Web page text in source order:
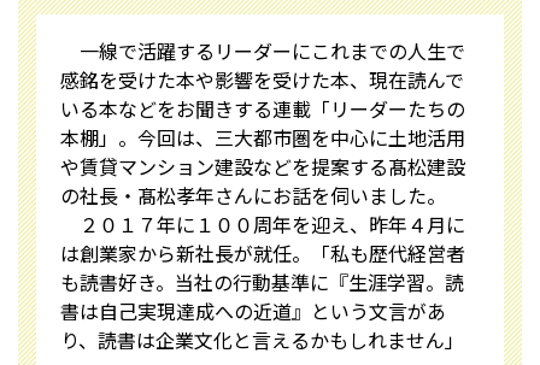
一線で活躍するリーダーにこれまでの人生で
感銘を受けた本や影響を受けた本、現在読んで
いる本などをお聞きする連載「リーダーたちの
本棚」。今回は、三大都市圏を中心に土地活用
や賃貸マンション建設などを提案する髙松建設
の社長・髙松孝年さんにお話を伺いました。
２０１７年に１００周年を迎え、昨年４月に
は創業家から新社長が就任。「私も歴代経営者
も読書好き。当社の行動基準に『生涯学習。読
書は自己実現達成への近道』という文言があ
り、読書は企業文化と言えるかもしれません」